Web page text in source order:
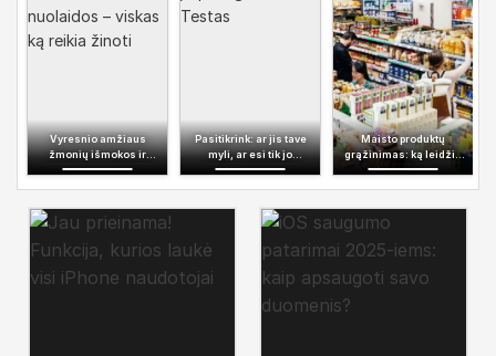
Vyresnio amžiaus
žmonių išmokos ir
nuolaidos – viskas ką
Pasitikrink: ar jis tave
myli, ar esi tik jo
patogumui? Testas
Maisto produktų
grąžinimas: ką leidžia
įstatymai?